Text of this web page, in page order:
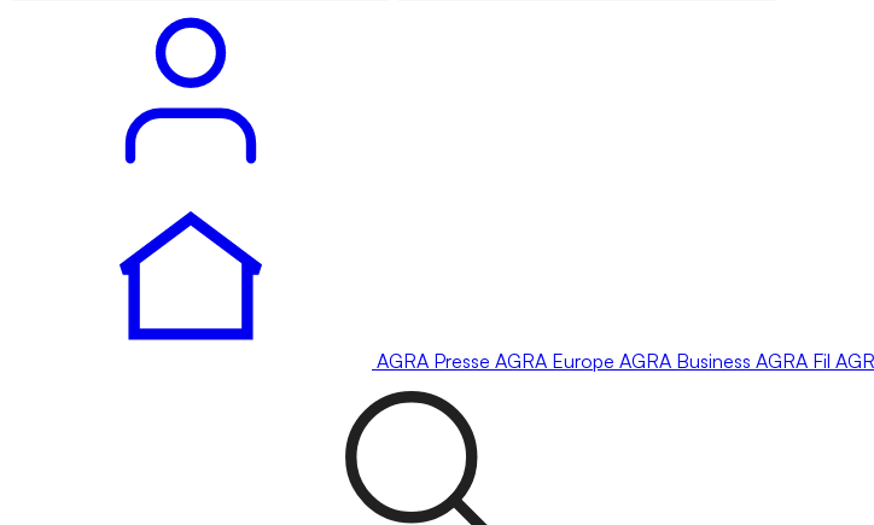
AGRA Presse AGRA Europe AGRA Business AGRA Fil